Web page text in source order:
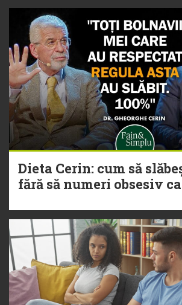
Dieta Cerin: cum să
fără să numeri obsesiv